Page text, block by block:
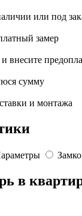
или под
замер
внесите
сумму
и монтажа
в